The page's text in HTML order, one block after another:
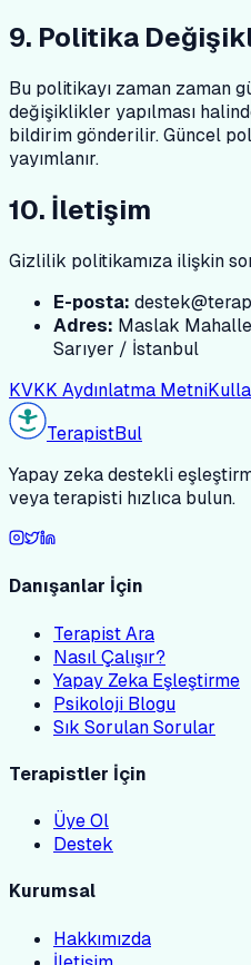
9. Politika
Bu politikayı zaman zaman
değişiklikler yapılması
bildirim gönderilir. Güncel
yayımlanır.
10. İletişim
Gizlilik politikamıza ilişkin
E-posta:
Adres: Maslak
Sarıyer / İstanbul
KVKK Aydınlatma Metni
TerapistBul
Yapay zeka destekli
veya terapisti hızlıca bulun.
Danışanlar İçin
Terapist Ara
Nasıl Çalışır?
Yapay Zeka Eşleştirme
Psikoloji Blogu
Sık Sorulan Sorular
Terapistler İçin
Üye Ol
Destek
Kurumsal
Hakkımızda